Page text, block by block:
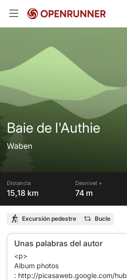
Baie de l'Authie
Waben
Distancia
15,18 km
Desnivel +
74 m
Excursión pedestre Bucle
Unas palabras del autor
<p>
Album photos
: http://picasaweb.google.com/